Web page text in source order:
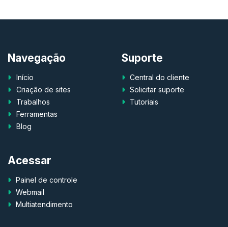
Navegação
Início
Criação de sites
Trabalhos
Ferramentas
Blog
Suporte
Central do cliente
Solicitar suporte
Tutoriais
Acessar
Painel de controle
Webmail
Multiatendimento